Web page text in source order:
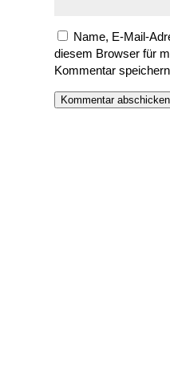
Name, E-Mail-
diesem Browser für
Kommentar
Kommentar abschicken